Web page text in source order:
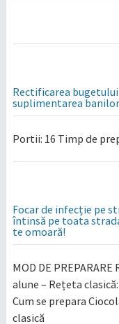
Rectificarea
suplimentarea
Portii: 16 Timp de
Focar de infecție pe
întinsă pe toata
te omoară!
MOD DE
alune – Rețeta clasică:
Cum se prepara
clasică